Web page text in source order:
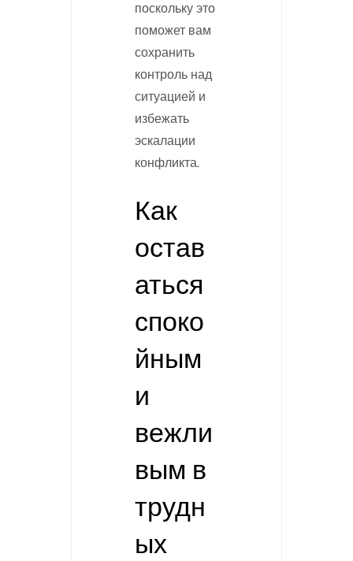
поскольку это
поможет вам
сохранить
контроль над
ситуацией и
избежать
эскалации
конфликта.
Как
остав
аться
споко
йным
и
вежли
вым в
трудн
ых